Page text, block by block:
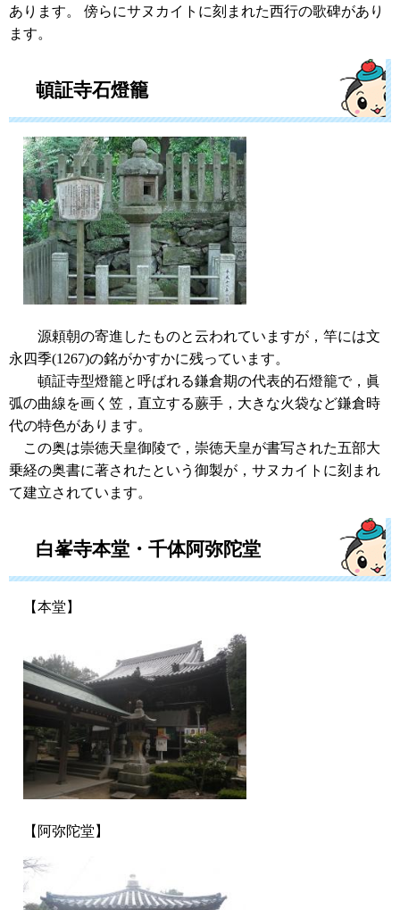
あります。 傍らにサヌカイトに刻まれた西行の歌碑があり
ます。
頓証寺石燈籠
源頼朝の寄進したものと云われていますが，竿には文
永四季(1267)の銘がかすかに残っています。
頓証寺型燈籠と呼ばれる鎌倉期の代表的石燈籠で，眞
弧の曲線を画く笠，直立する蕨手，大きな火袋など鎌倉時
代の特色があります。
この奥は崇徳天皇御陵で，崇徳天皇が書写された五部大
乗経の奥書に著されたという御製が，サヌカイトに刻まれ
て建立されています。
白峯寺本堂・千体阿弥陀堂
【本堂】
【阿弥陀堂】